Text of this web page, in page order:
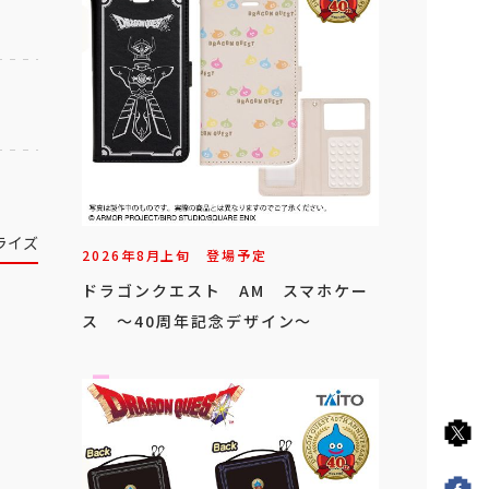
イズ
2026年8月上旬 登場予定
ドラゴンクエスト AM スマホケー
ス ～40周年記念デザイン～